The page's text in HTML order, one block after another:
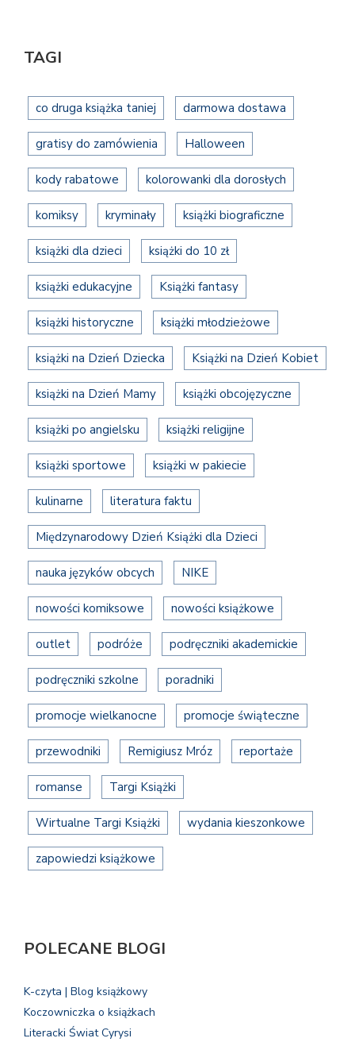
TAGI
co druga książka taniej darmowa dostawa
gratisy do zamówienia Halloween
kody rabatowe kolorowanki dla dorosłych
komiksy kryminały książki biograficzne
książki dla dzieci książki do 10 zł
książki edukacyjne Książki fantasy
książki historyczne książki młodzieżowe
książki na Dzień Dziecka Książki na Dzień Kobiet
książki na Dzień Mamy książki obcojęzyczne
książki po angielsku książki religijne
książki sportowe książki w pakiecie
kulinarne literatura faktu
Międzynarodowy Dzień Książki dla Dzieci
nauka języków obcych NIKE
nowości komiksowe nowości książkowe
outlet podróże podręczniki akademickie
podręczniki szkolne poradniki
promocje wielkanocne promocje świąteczne
przewodniki Remigiusz Mróz reportaże
romanse Targi Książki
Wirtualne Targi Książki wydania kieszonkowe
zapowiedzi książkowe
POLECANE BLOGI
K-czyta | Blog książkowy
Koczowniczka o książkach
Literacki Świat Cyrysi